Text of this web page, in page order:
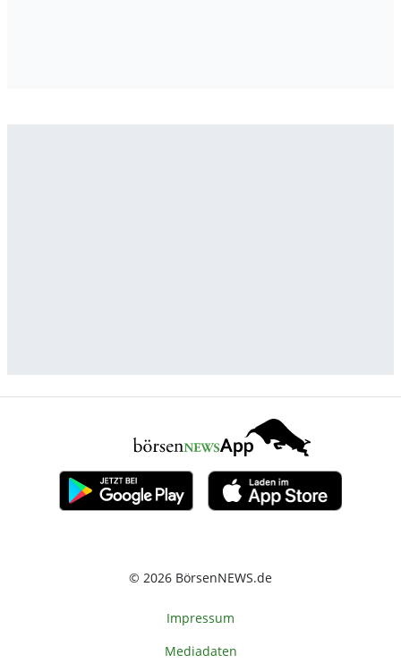
© 2026 BörsenNEWS.de
Impressum
Mediadaten